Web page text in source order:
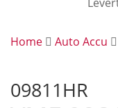
Home Auto Accu
09811HR